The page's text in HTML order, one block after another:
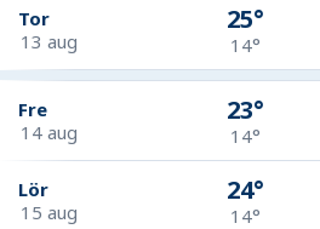
Tor
13 aug
25°
14°
Fre
14 aug
23°
14°
Lör
15 aug
24°
14°